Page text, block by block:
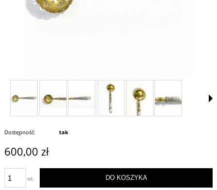
Dostępność: tak
600,00 zł
szt. DO KOSZYKA